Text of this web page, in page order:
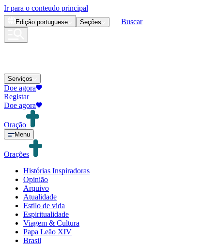
Ir para o conteudo principal
Edição portuguese Seções Buscar
Serviços
Doe agora
Registar
Doe agora
Oração
Menu
Orações
Histórias Inspiradoras
Opinião
Arquivo
Atualidade
Estilo de vida
Espiritualidade
Viagem & Cultura
Papa Leão XIV
Brasil